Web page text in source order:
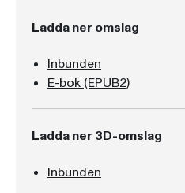
Ladda ner omslag
Inbunden
E-bok (EPUB2)
Ladda ner 3D-omslag
Inbunden